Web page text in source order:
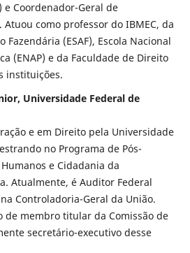
Coordenador-Geral de
Atuou como professor do IBMEC, da
Fazendária (ESAF), Escola Nacional
(ENAP) e da Faculdade de Direito
instituições.
Universidade Federal de
e em Direito pela Universidade
no Programa de Pós-
e Cidadania da
Atualmente, é Auditor Federal
Controladoria-Geral da União.
de membro titular da Comissão de
secretário-executivo desse